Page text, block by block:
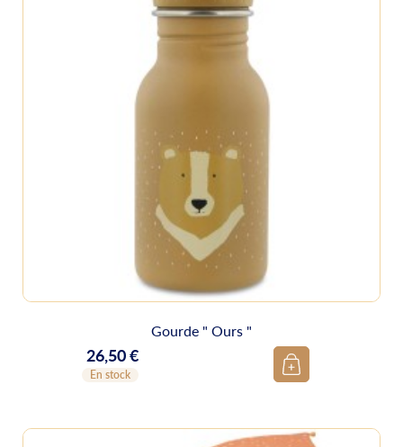
Gourde " Ours "
Prix
26,50 €
En stock